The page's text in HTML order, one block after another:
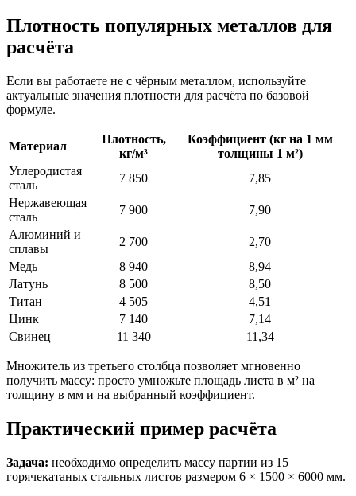
Плотность популярных металлов для
расчёта
Если вы работаете не с чёрным металлом, используйте
актуальные значения плотности для расчёта по базовой
формуле.
Материал
Плотность,
кг/м³
Коэффициент (кг на 1 мм
толщины 1 м²)
Углеродистая
сталь
7 850
7,85
Нержавеющая
сталь
7 900
7,90
Алюминий и
сплавы
2 700
2,70
Медь
8 940
8,94
Латунь
8 500
8,50
Титан
4 505
4,51
Цинк
7 140
7,14
Свинец
11 340 11,34
Множитель из третьего столбца позволяет мгновенно
получить массу: просто умножьте площадь листа в м² на
толщину в мм и на выбранный коэффициент.
Практический пример расчёта
Задача: необходимо определить массу партии из 15
горячекатаных стальных листов размером 6 × 1500 × 6000 мм.